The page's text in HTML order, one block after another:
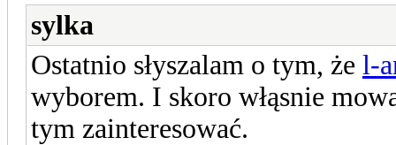
sylka
Ostatnio słyszalam o tym, że l-
wyborem. I skoro włąsnie
tym zainteresować.